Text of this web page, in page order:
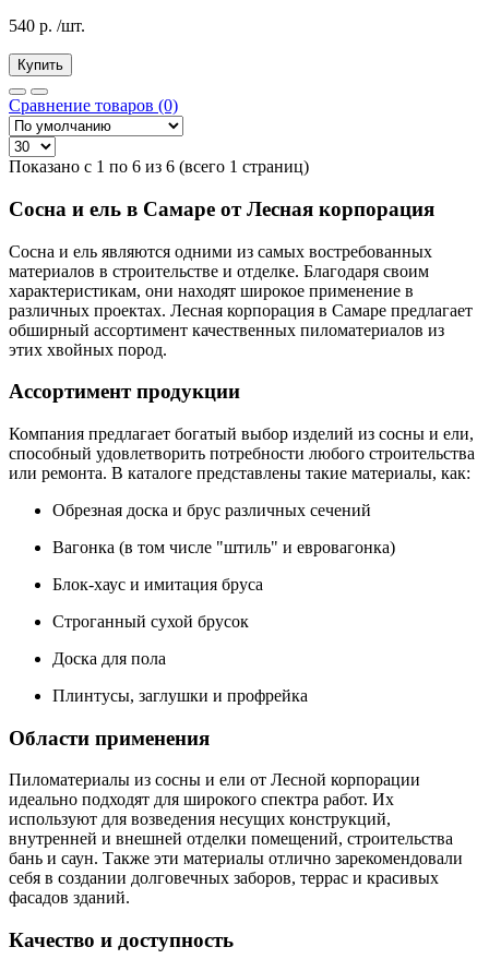
540 р. /шт.
Купить
Сравнение товаров (0)
Показано с 1 по 6 из 6 (всего 1 страниц)
Сосна и ель в Самаре от Лесная корпорация
Сосна и ель являются одними из самых востребованных
материалов в строительстве и отделке. Благодаря своим
характеристикам, они находят широкое применение в
различных проектах. Лесная корпорация в Самаре предлагает
обширный ассортимент качественных пиломатериалов из
этих хвойных пород.
Ассортимент продукции
Компания предлагает богатый выбор изделий из сосны и ели,
способный удовлетворить потребности любого строительства
или ремонта. В каталоге представлены такие материалы, как:
Обрезная доска и брус различных сечений
Вагонка (в том числе "штиль" и евровагонка)
Блок-хаус и имитация бруса
Строганный сухой брусок
Доска для пола
Плинтусы, заглушки и профрейка
Области применения
Пиломатериалы из сосны и ели от Лесной корпорации
идеально подходят для широкого спектра работ. Их
используют для возведения несущих конструкций,
внутренней и внешней отделки помещений, строительства
бань и саун. Также эти материалы отлично зарекомендовали
себя в создании долговечных заборов, террас и красивых
фасадов зданий.
Качество и доступность